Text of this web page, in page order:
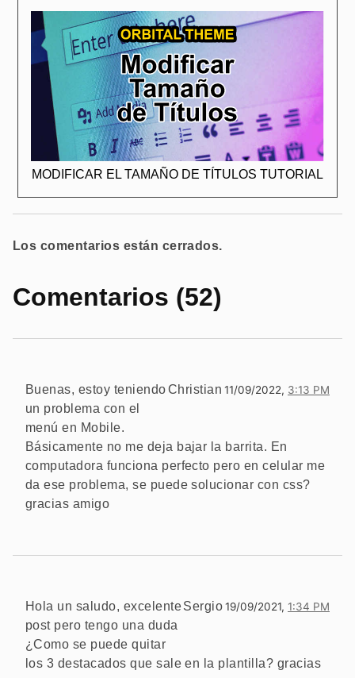
MODIFICAR EL TAMAÑO DE TÍTULOS TUTORIAL
Los comentarios están cerrados.
Comentarios (52)
Christian 11/09/2022, 3:13 PM
Buenas, estoy teniendo
un problema con el
menú en Mobile.
Básicamente no me deja bajar la barrita. En
computadora funciona perfecto pero en celular me
da ese problema, se puede solucionar con css?
gracias amigo
Sergio19/09/2021, 1:34 PM
Hola un saludo, excelente
post pero tengo una duda
¿Como se puede quitar
los 3 destacados que sale en la plantilla? gracias